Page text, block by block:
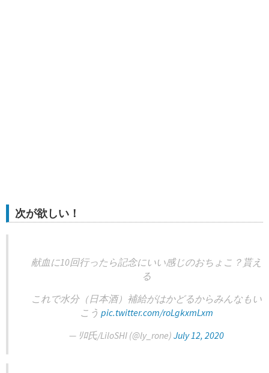
次が欲しい！
献血に10回行ったら記念にいい感じのおちょこ？貰え
る
これで水分（日本酒）補給がはかどるからみんなもい
こう pic.twitter.com/roLgkxmLxm
— ﾘﾛ氏/LiloSHI (@ly_rone) July 12, 2020